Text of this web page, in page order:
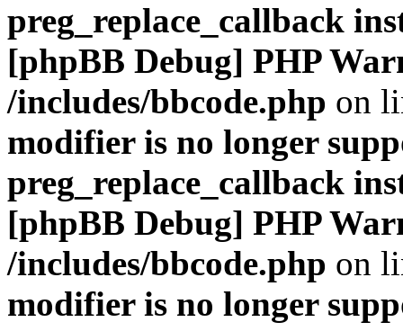
preg_replace_callback
[phpBB Debug] PHP
/includes/bbcode.php on
modifier is no longer
preg_replace_callback
[phpBB Debug] PHP
/includes/bbcode.php on
modifier is no longer